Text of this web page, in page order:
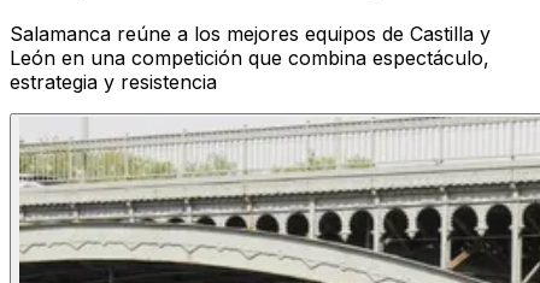
Salamanca reúne a los mejores equipos de Castilla y
León en una competición que combina espectáculo,
estrategia y resistencia